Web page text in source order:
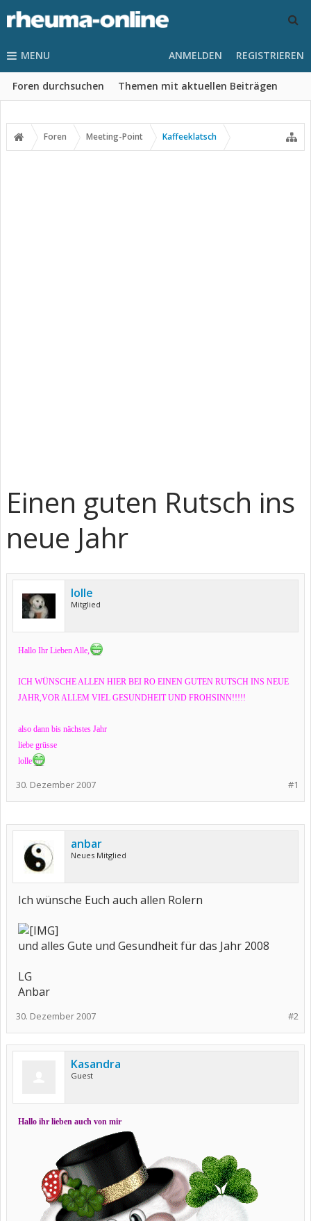
MENU
Foren durchsuchen Themen mit aktuellen Beiträgen
ANMELDEN REGISTRIEREN
Foren Meeting-Point Kaffeeklatsch
Einen guten Rutsch ins
neue Jahr
lolle
Mitglied
Hallo Ihr Lieben Alle,
ICH WÜNSCHE ALLEN HIER BEI RO EINEN GUTEN RUTSCH INS NEUE
JAHR,VOR ALLEM VIEL GESUNDHEIT UND FROHSINN!!!!!
also dann bis nächstes Jahr
liebe grüsse
lolle
#1
30. Dezember 2007
anbar
Neues Mitglied
Ich wünsche Euch auch allen Rolern
und alles Gute und Gesundheit für das Jahr 2008
LG
Anbar
#2
30. Dezember 2007
Kasandra
Guest
Hallo ihr lieben auch von mir